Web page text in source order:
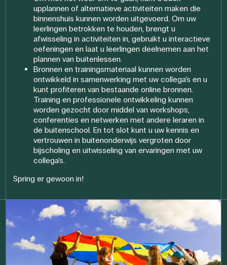
upplannen of alternatieve activiteiten maken die
binnenshuis kunnen worden uitgevoerd. Om uw
leerlingen betrokken te houden, brengt u
afwisseling in activiteiten in, gebruikt u interactieve
oefeningen en laat u leerlingen deelnemen aan het
plannen van buitenlessen.
Bronnen en trainingsmateriaal kunnen worden
ontwikkeld in samenwerking met uw collega's en u
kunt profiteren van bestaande online bronnen.
Training en professionele ontwikkeling kunnen
worden gezocht door middel van workshops,
conferenties en netwerken met andere leraren in
de buitenschool. En tot slot kunt u uw kennis en
vertrouwen in buitenonderwijs vergroten door
bijscholing en uitwisseling van ervaringen met uw
collega's.
Spring er gewoon in!